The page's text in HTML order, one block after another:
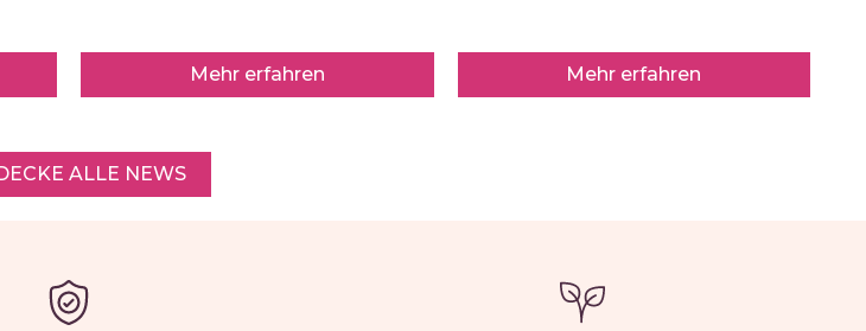
Mehr erfahren Mehr erfahren
ALLE NEWS